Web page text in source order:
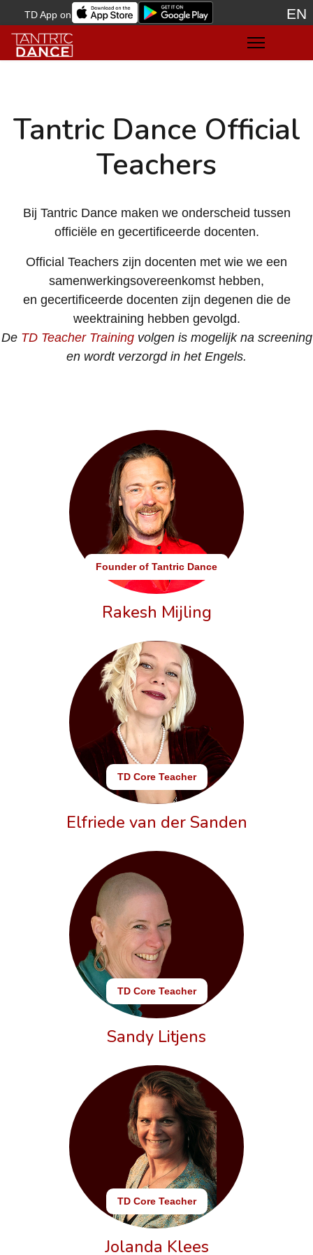
TD App on EN
Tantric Dance Official
Teachers
Bij Tantric Dance maken we onderscheid tussen
officiële en gecertificeerde docenten.
Official Teachers zijn docenten met wie we een
samenwerkingsovereenkomst hebben,
en gecertificeerde docenten zijn degenen die de
weektraining hebben gevolgd.
De TD Teacher Trainingvolgen is mogelijk na screening
en wordt verzorgd in het Engels.
Rakesh Mijling
Founder of Tantric Dance
Elfriede van der Sanden
TD Core Teacher
Sandy Litjens
TD Core Teacher
Jolanda Klees
TD Core Teacher